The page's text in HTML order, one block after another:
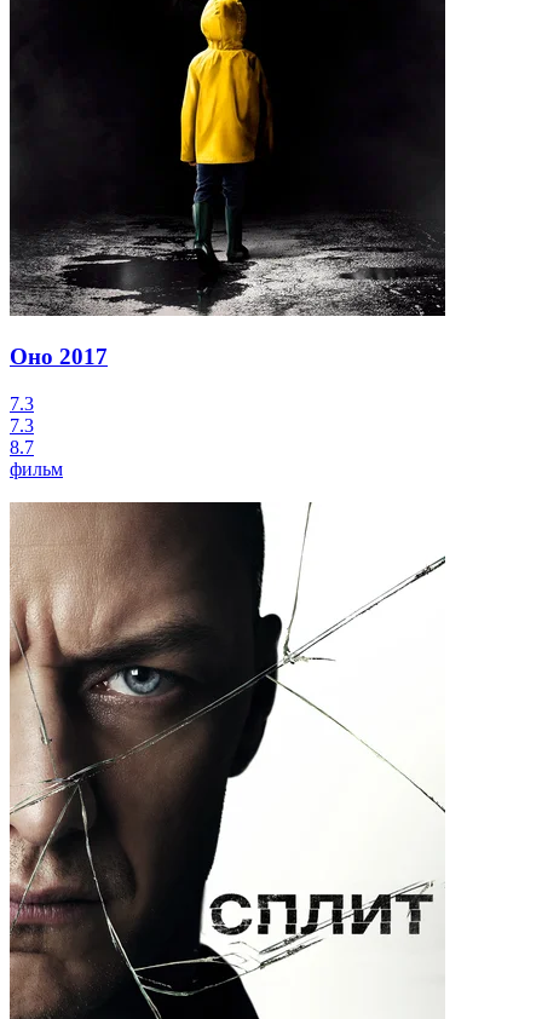
Оно 2017
7.3
7.3
8.7
фильм